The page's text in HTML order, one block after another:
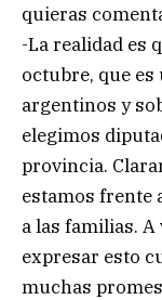
quieras
-La realidad es
octubre, que
argentinos y
elegimos
provincia.
estamos frente
a las familias.
expresar esto
muchas